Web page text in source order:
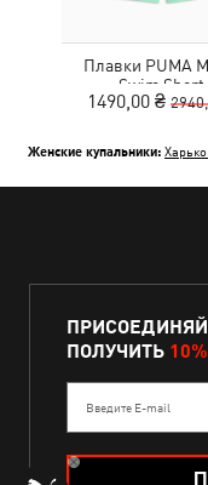
Плавки PUMA
Swim Short
1490,00 ₴
Женские купальники:
ПОЛУЧИТЬ
Введите E-mail